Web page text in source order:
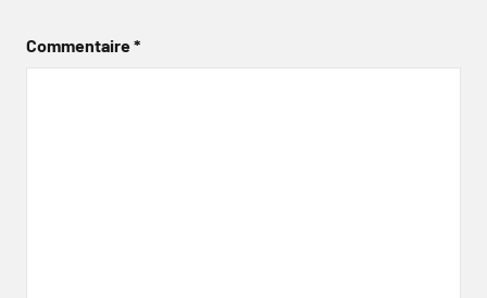
Commentaire*